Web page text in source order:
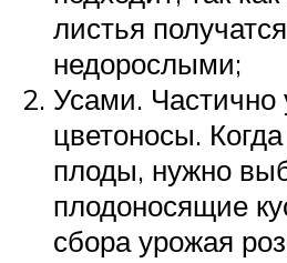
листья
недорослыми;
Усами. Частично
цветоносы.
плоды, нужно
плодоносящие
сбора урожая